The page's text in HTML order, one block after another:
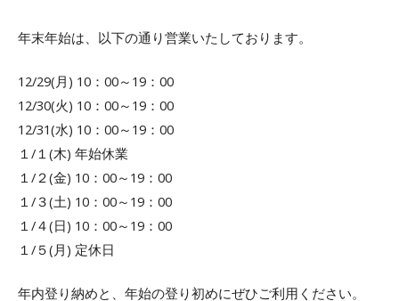
年末年始は、以下の通り営業いたしております。
12/29(月) 10：00～19：00
12/30(火) 10：00～19：00
12/31(水) 10：00～19：00
１/１(木) 年始休業
１/２(金) 10：00～19：00
１/３(土) 10：00～19：00
１/４(日) 10：00～19：00
１/５(月) 定休日
年内登り納めと、年始の登り初めにぜひご利用ください。